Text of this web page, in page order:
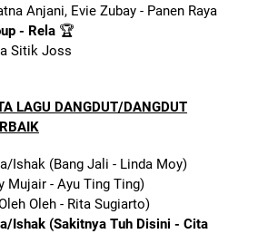
Anjani, Evie Zubay - Panen Raya
- Rela🏆
Sitik Joss
LAGU DANGDUT/DANGDUT
Ishak (Bang Jali - Linda Moy)
Mujair - Ayu Ting Ting)
Oleh - Rita Sugiarto)
Ishak (Sakitnya Tuh Disini - Cita